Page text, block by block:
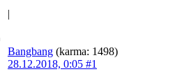
|
Bangbang (karma: 1498)
28.12.2018, 0:05 #1